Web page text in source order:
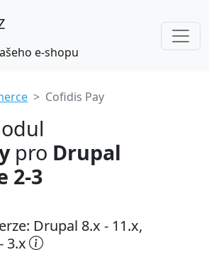
e-shopu
Cofidis Pay
pro Drupal
2-3
Drupal 8.x - 11.x,
3.x